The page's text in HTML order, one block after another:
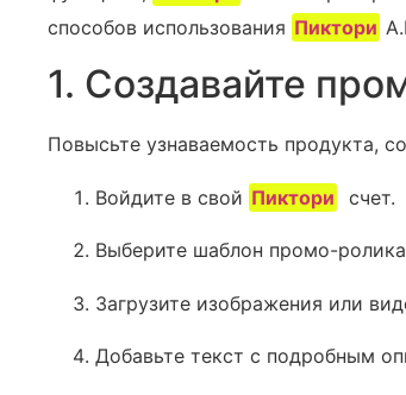
способов использования Пиктори
1. Создавайте
Повысьте узнаваемость продукта,
Войдите в свой Пиктори ‍ счет.
Выберите шаблон промо-
Загрузите изображения или
Добавьте текст с подробным